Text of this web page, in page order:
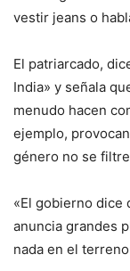
vestir jeans o
El patriarcado,
India» y señala
menudo hacen
ejemplo,
género no se
«El gobierno dice
anuncia grandes
nada en el